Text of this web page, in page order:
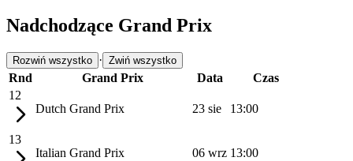
Nadchodzące Grand Prix
Rozwiń wszystko · Zwiń wszystko
Rnd Grand Prix Data
Czas
12
Dutch Grand Prix
23 sie 13:00
13
Italian Grand Prix
06 wrz 13:00